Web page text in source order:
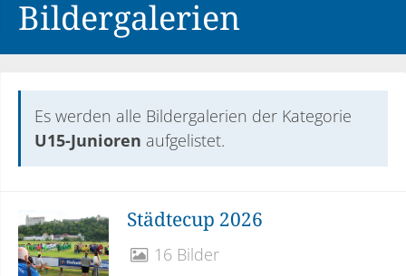
Bildergalerien
Es werden alle Bildergalerien der Kategorie
U15-Junioren aufgelistet.
Städtecup 2026
16 Bilder